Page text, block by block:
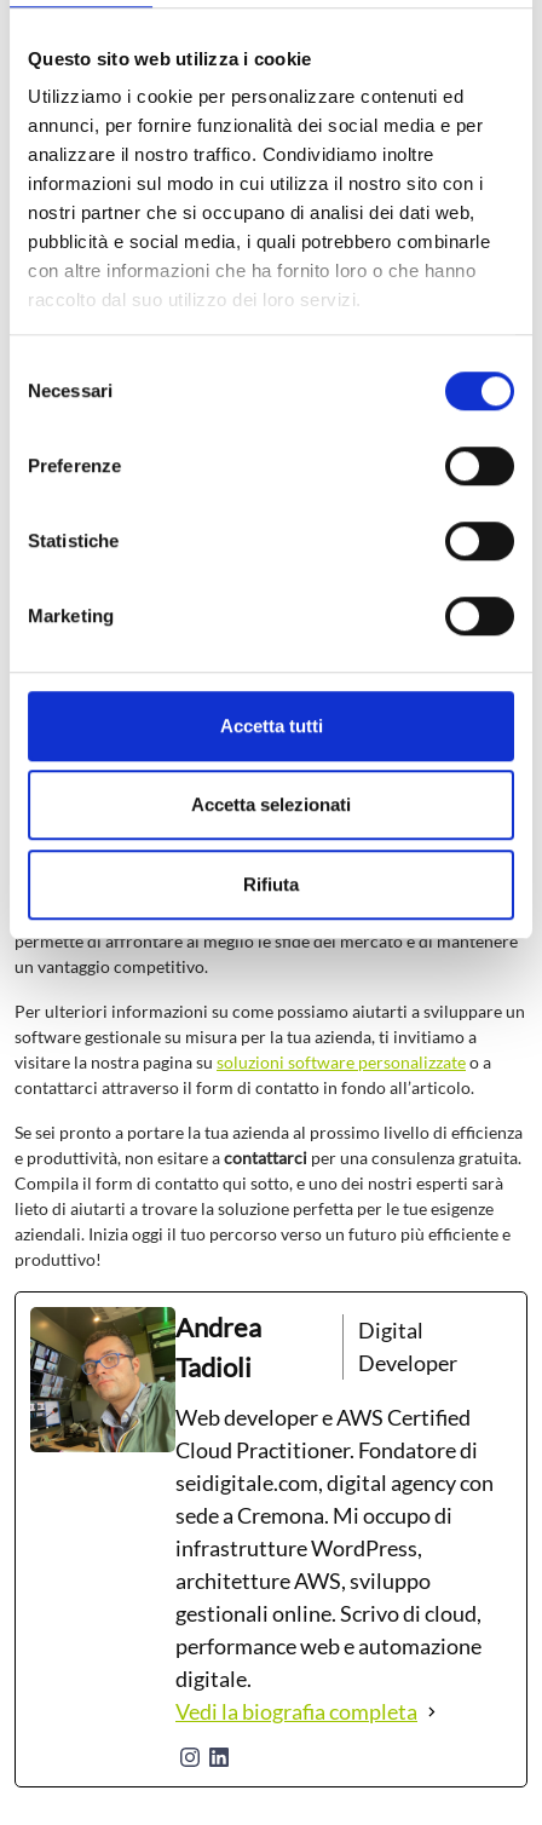
Questo sito web utilizza i cookie
Utilizziamo i cookie per personalizzare contenuti ed
annunci, per fornire funzionalità dei social media e per
analizzare il nostro traffico. Condividiamo inoltre
informazioni sul modo in cui utilizza il nostro sito con i
nostri partner che si occupano di analisi dei dati web,
pubblicità e social media, i quali potrebbero combinarle
con altre informazioni che ha fornito loro o che hanno
raccolto dal suo utilizzo dei loro servizi.
delNecessari
Preferenze
Statistiche
Marketing
Accetta tutti
Accetta selezionati
Rifiuta
adeguatamente formato per utilizzare il nuovo sistema.
Monitoraggio Continuo: Valuta costantemente le
prestazioni del software per apportare miglioramenti e
aggiornamenti.
Per ulteriori dettagli su come procedere con l’implementazione di
un software gestionale su misura, puoi scriverci dalla pagina
contatti.
Vantaggi economici di un software
gestionale su misura
inizialmente oneroso, ma i benefici economici a lungo termine sono
significativi:
: I processi automatizzati
riducono la necessità di manodopera, diminuendo così i
produttività, la tua azienda può incrementare i ricavi.
porta a un ROI più elevato rispetto alle soluzioni
preconfezionate, grazie alla sua capacità di adattarsi alle tue
necessità specifiche.
qualsiasi azienda che desidera ottimizzare i propri processi e
aumentare la produttività. La scelta di una soluzione personalizzata
permette di affrontare al meglio le sfide del mercato e di mantenere
un vantaggio competitivo.
Per ulteriori informazioni su come possiamo aiutarti a sviluppare un
software gestionale su misura per la tua azienda, ti invitiamo a
visitare la nostra pagina su soluzioni software personalizzateo a
contattarci attraverso il form di contatto in fondo all’articolo.
Se sei pronto a portare la tua azienda al prossimo livello di efficienza
e produttività, non esitare acontattarci per una consulenza gratuita.
Compila il form di contatto qui sotto, e uno dei nostri esperti sarà
lieto di aiutarti a trovare la soluzione perfetta per le tue esigenze
aziendali. Inizia oggi il tuo percorso verso un futuro più efficiente e
produttivo!
Andrea
Tadioli
Digital
Developer
Web developer e AWS Certified
Cloud Practitioner. Fondatore di
seidigitale.com, digital agency con
sede a Cremona. Mi occupo di
infrastrutture WordPress,
architetture AWS, sviluppo
gestionali online. Scrivo di cloud,
performance web e automazione
digitale.
Vedi la biografia completa